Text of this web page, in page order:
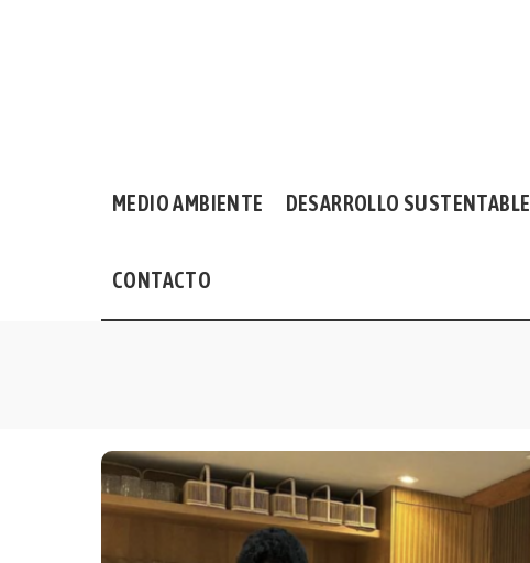
MEDIO AMBIENTE DESARROLLO SUSTENTABLE
CONTACTO